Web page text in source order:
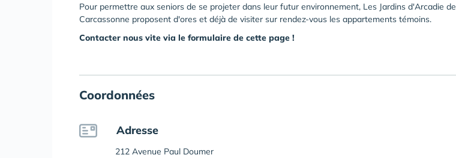
Pour permettre aux seniors de se projeter dans leur futur environnement, Les Jardins d'Arcadie de
Carcassonne proposent d'ores et déjà de visiter sur rendez-vous les appartements témoins.
Contacter nous vite via le formulaire de cette page !
Coordonnées
Adresse
212 Avenue Paul Doumer